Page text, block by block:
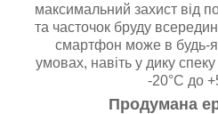
максимальний захист від
та часточок бруду
смартфон може в будь-
умовах, навіть у дику
-20°C до
Продумана